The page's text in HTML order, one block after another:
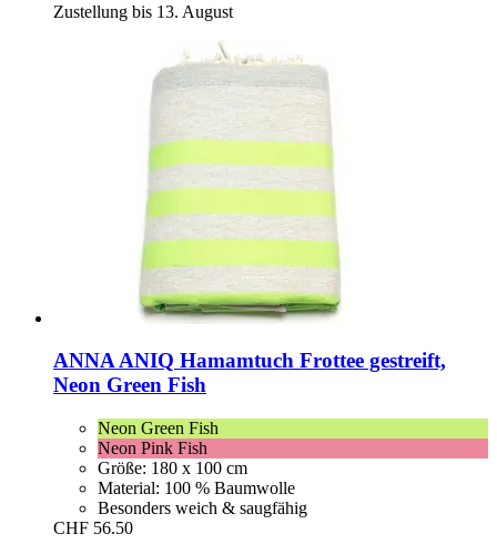
Zustellung bis 13. August
ANNA ANIQ Hamamtuch Frottee gestreift,
Neon Green Fish
Neon Green Fish
Neon Pink Fish
Größe: 180 x 100 cm
Material: 100 % Baumwolle
Besonders weich & saugfähig
CHF 56.50